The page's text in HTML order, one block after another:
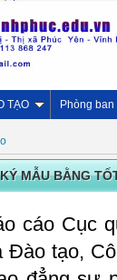
TẠO Phòng ban
MẪU BẰNG
cáo Cục
tạo,